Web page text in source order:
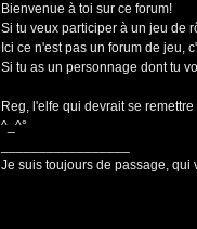
Bienvenue à toi sur ce forum!
Si tu veux participer à un jeu de
Ici ce n'est pas un forum de jeu,
Si tu as un personnage dont tu
Reg, l'elfe qui devrait se
^_^°
Je suis toujours de passage, qui